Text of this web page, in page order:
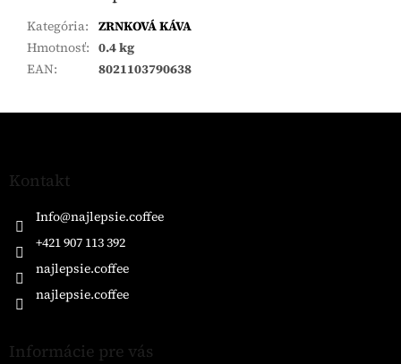
Kategória: ZRNKOVÁ KÁVA
Hmotnosť: 0.4 kg
EAN: 8021103790638
Z
Kontakt
Info@najlepsie.coffee
+421 907 113 392
najlepsie.coffee
najlepsie.coffee
Informácie pre vás